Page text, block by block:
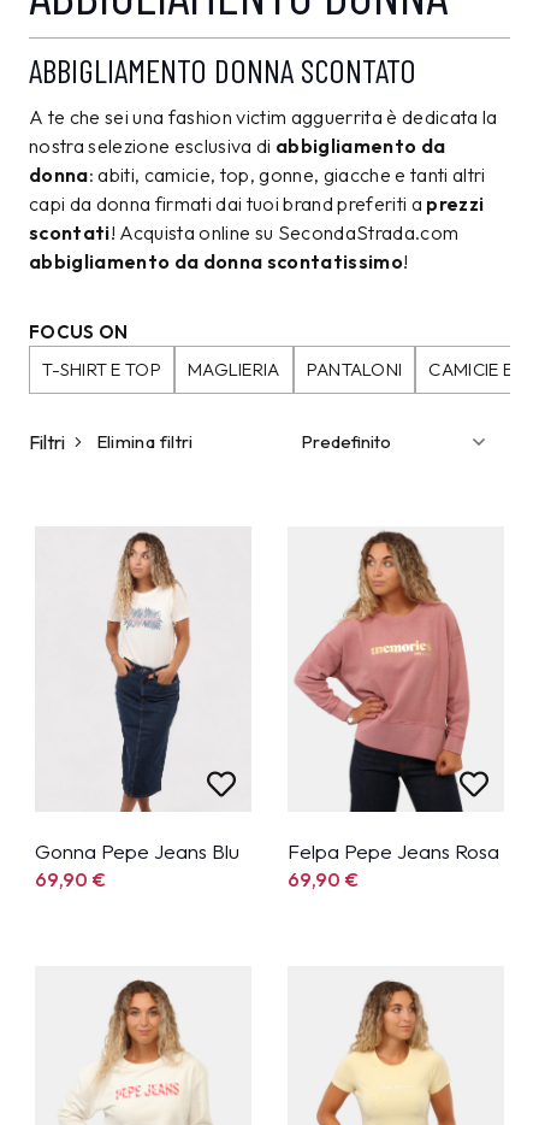
ABBIGLIAMENTO DONNA SCONTATO
A te che sei una fashion victim agguerrita è dedicata la
nostra selezione esclusiva di abbigliamento da
donna: abiti, camicie, top, gonne, giacche e tanti altri
capi da donna firmati dai tuoi brand preferiti a prezzi
scontati! Acquista online su SecondaStrada.com
abbigliamento da donna scontatissimo!
FOCUS ON
T-SHIRT E TOP
MAGLIERIA PANTALONI CAMICIE E
Filtri Elimina filtri
Gonna Pepe Jeans Blu
69,90€
Felpa Pepe Jeans Rosa
69,90€